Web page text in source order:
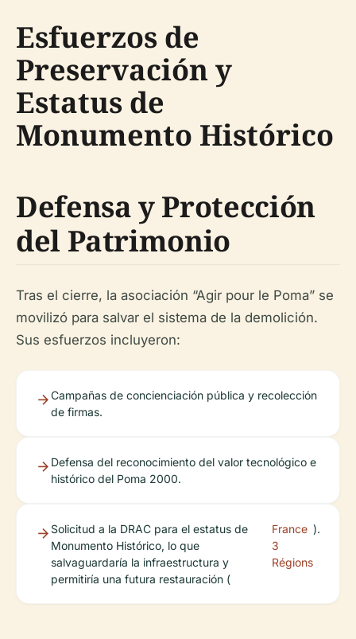
Esfuerzos de
Preservación y
Estatus de
Monumento Histórico
Defensa y Protección
del Patrimonio
Tras el cierre, la asociación “Agir pour le Poma” se
movilizó para salvar el sistema de la demolición.
Sus esfuerzos incluyeron:
Campañas de concienciación pública y recolección
de firmas.
Defensa del reconocimiento del valor tecnológico e
histórico del Poma 2000.
Solicitud a la DRAC para el estatus de
Monumento Histórico, lo que
salvaguardaría la infraestructura y
permitiría una futura restauración (
France
3
Régions
).